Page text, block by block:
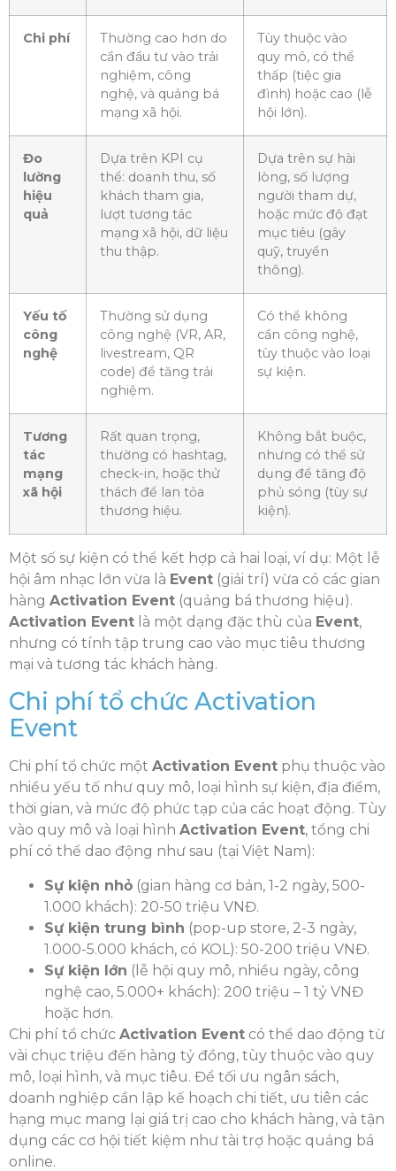
Chi phí
Thường cao hơn do
cần đầu tư vào trải
nghiệm, công
nghệ, và quảng bá
mạng xã hội.
Tùy thuộc vào
quy mô, có thể
thấp (tiệc gia
đình) hoặc cao (lễ
hội lớn).
Đo
lường
hiệu
quả
Dựa trên KPI cụ
thể: doanh thu, số
khách tham gia,
lượt tương tác
mạng xã hội, dữ liệu
thu thập.
Dựa trên sự hài
lòng, số lượng
người tham dự,
hoặc mức độ đạt
mục tiêu (gây
quỹ, truyền
thông).
Yếu tố
công
nghệ
Thường sử dụng
công nghệ (VR, AR,
livestream, QR
code) để tăng trải
nghiệm.
Có thể không
cần công nghệ,
tùy thuộc vào loại
sự kiện.
Tương
tác
mạng
xã hội
Rất quan trọng,
thường có hashtag,
check-in, hoặc thử
thách để lan tỏa
thương hiệu.
Không bắt buộc,
nhưng có thể sử
dụng để tăng độ
phủ sóng (tùy sự
kiện).
Một số sự kiện có thể kết hợp cả hai loại, ví dụ: Một lễ
hội âm nhạc lớn vừa là Event (giải trí) vừa có các gian
hàng Activation Event (quảng bá thương hiệu).
Activation Event là một dạng đặc thù của Event,
nhưng có tính tập trung cao vào mục tiêu thương
mại và tương tác khách hàng.
Chi phí tổ chức Activation
Event
Chi phí tổ chức một Activation Event phụ thuộc vào
nhiều yếu tố như quy mô, loại hình sự kiện, địa điểm,
thời gian, và mức độ phức tạp của các hoạt động. Tùy
vào quy mô và loại hình Activation Event, tổng chi
phí có thể dao động như sau (tại Việt Nam):
Sự kiện nhỏ (gian hàng cơ bản, 1-2 ngày, 500-
1.000 khách): 20-50 triệu VNĐ.
Sự kiện trung bình (pop-up store, 2-3 ngày,
1.000-5.000 khách, có KOL): 50-200 triệu VNĐ.
Sự kiện lớn (lễ hội quy mô, nhiều ngày, công
nghệ cao, 5.000+ khách): 200 triệu – 1 tỷ VNĐ
hoặc hơn.
Chi phí tổ chức Activation Event có thể dao động từ
vài chục triệu đến hàng tỷ đồng, tùy thuộc vào quy
mô, loại hình, và mục tiêu. Để tối ưu ngân sách,
doanh nghiệp cần lập kế hoạch chi tiết, ưu tiên các
hạng mục mang lại giá trị cao cho khách hàng, và tận
dụng các cơ hội tiết kiệm như tài trợ hoặc quảng bá
online.